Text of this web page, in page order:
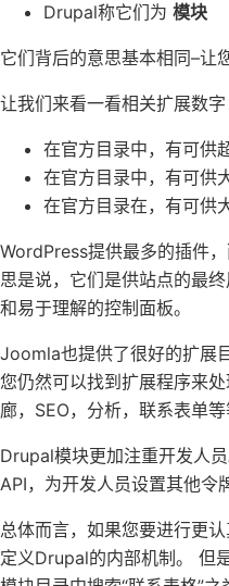
Drupal称它们为 模块
它们背后的意思基本相同–让
让我们来看一看相关扩展数字
在官方目录中，有可供
在官方目录中，有可供
在官方目录在，有可供
WordPress提供最多的插件
思是说，它们是供站点的最
和易于理解的控制面板。
Joomla也提供了很好的扩展
您仍然可以找到扩展程序来
廊，SEO，分析，联系表单等
Drupal模块更加注重开发人
API，为开发人员设置其他令
总体而言，如果您要进行更
定义Drupal的内部机制。 但